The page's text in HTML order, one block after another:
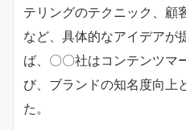
テリングのテクニック、顧
など、具体的なアイデアが
ば、〇〇社はコンテンツマ
び、ブランドの知名度向上
た。